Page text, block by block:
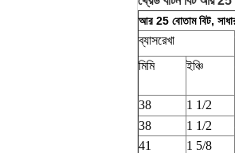
আর 25 বোতাম বিট,
ব্যাসরেখা
মিমি
ইঞ্চি
38 1 1/2
38
1 1/2
41
1 5/8